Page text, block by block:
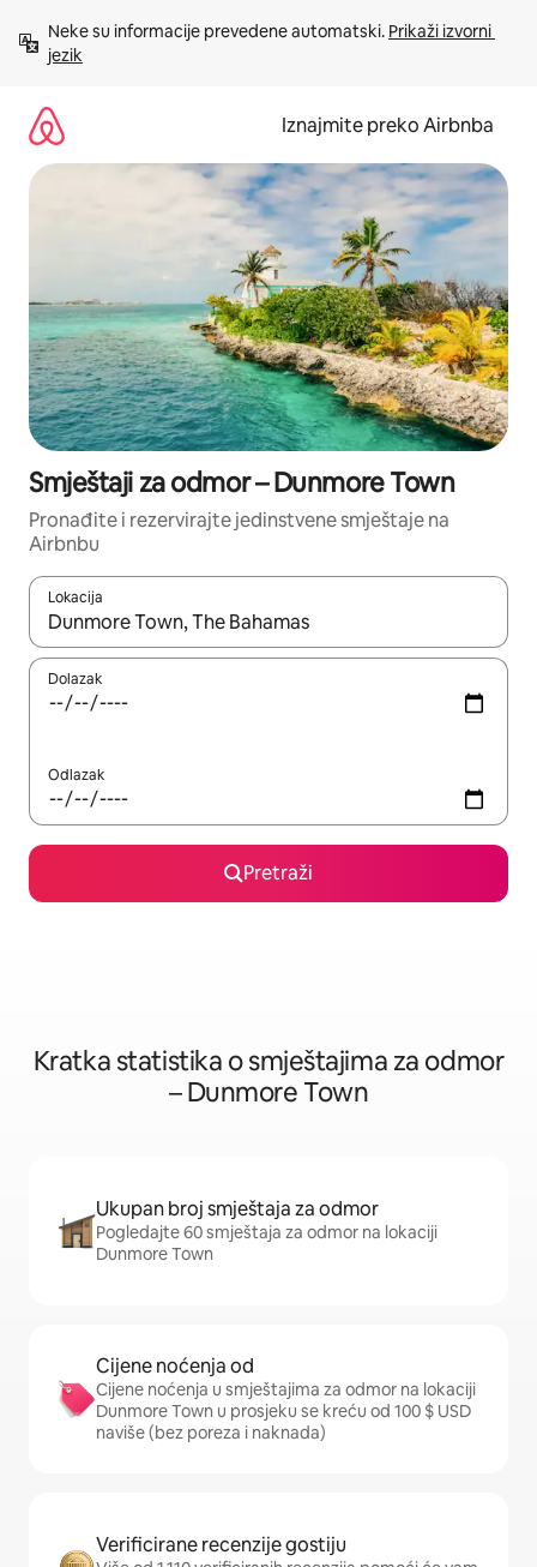
sadržaj
Neke su informacije prevedene automatski. Prikaži izvorni
jezik
Iznajmite preko Airbnba
Smještaji za odmor – Dunmore Town
Pronađite i rezervirajte jedinstvene smještaje na
Airbnbu
Lokacija
Kada budu dostupni rezultati, moći ćete ih pregledati
Dolazak
Odlazak
Pretraži
Kratka statistika o smještajima za odmor
– Dunmore Town
Ukupan broj smještaja za odmor
Pogledajte 60 smještaja za odmor na lokaciji
Dunmore Town
Cijene noćenja od
Cijene noćenja u smještajima za odmor na lokaciji
Dunmore Town u prosjeku se kreću od 100 $ USD
naviše (bez poreza i naknada)
Verificirane recenzije gostiju